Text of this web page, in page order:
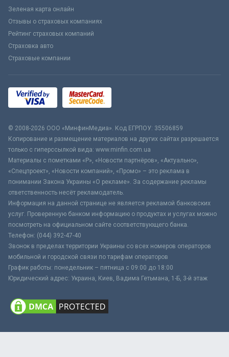
Зеленая карта онлайн
Отзывы о страховых компаниях
Рейтинг страховых компаний
Страховка авто
Страховые компании
© 2008-2026 ООО «МинфинМедиа». Код ЕГРПОУ: 35506859
Копирование и размещение материалов на других сайтах разрешается
только с гиперссылкой вида: www.minfin.com.ua
Материалы с пометками «Р», «Новости партнёров», «Актуально»,
«Спецпроект», «Новости компаний», «Промо» – это реклама в
понимании Закона Украины «О рекламе». За содержание рекламы
ответственность несёт рекламодатель.
Информация на данной странице не является рекламой банковских
услуг. Проверенную банком информацию о продуктах и услугах можно
посмотреть на официальном сайте соответствующего банка.
Телефон: (044) 392-47-40
Звонок в пределах территории Украины со всех номеров операторов
мобильной и городской связи по тарифам операторов
График работы: понедельник – пятница с 09:00 до 18:00
Юридический адрес: Украина, Киев, Вадима Гетьмана, 1-Б, 3-й этаж